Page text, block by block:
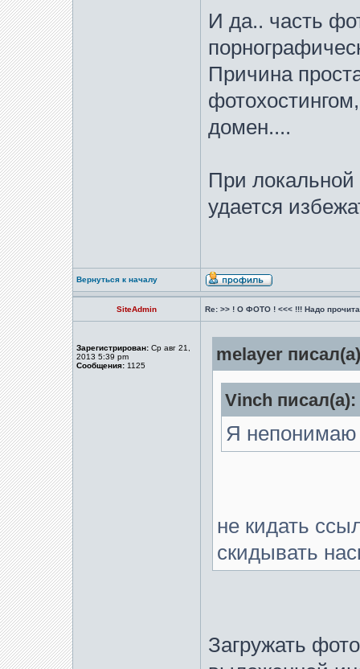
И да.. часть
Причина
домен....
При локальной
удается
Вернуться к началу
SiteAdmin Re: >> ! О ФОТО ! <<< !!! Надо
Зарегистрирован: Ср авг 21,
2013 5:39 pm
Сообщения: 1125
melayer
Vinch писал(а):
Я непонимаю
не кидать
скидывать
Загружать